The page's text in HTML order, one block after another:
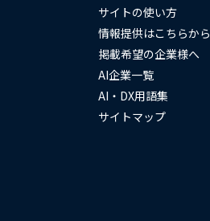
サイトの使い方
情報提供はこちらから
掲載希望の企業様へ
AI企業一覧
AI・DX用語集
サイトマップ